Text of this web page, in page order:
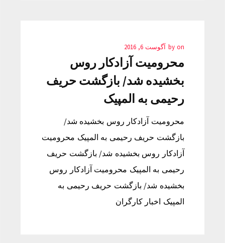
by on آگوست 6, 2016
محرومیت آزادکار روس
بخشیده شد/ بازگشت حریف
رحیمی به المپیک
محرومیت آزادکار روس بخشیده شد/
بازگشت حریف رحیمی به المپیک محرومیت
آزادکار روس بخشیده شد/ بازگشت حریف
رحیمی به المپیک محرومیت آزادکار روس
بخشیده شد/ بازگشت حریف رحیمی به
المپیک اخبار کارگران